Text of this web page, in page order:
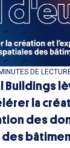
DE
Buildings
la
des
des